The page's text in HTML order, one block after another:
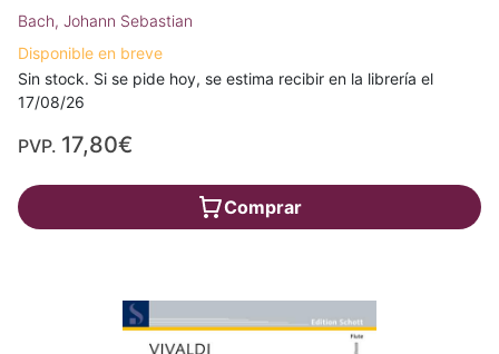
Bach, Johann Sebastian
Disponible en breve
Sin stock. Si se pide hoy, se estima recibir en la librería el
17/08/26
PVP. 17,80€
Comprar